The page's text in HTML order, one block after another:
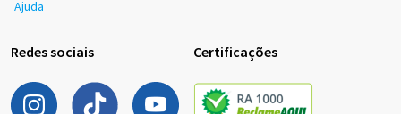
Ajuda
Redes sociais Certificações